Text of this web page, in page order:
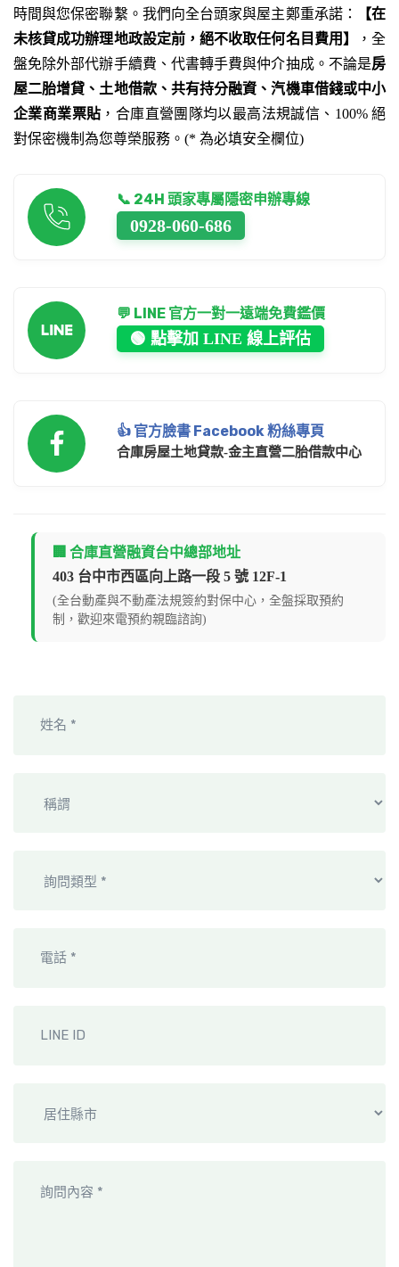
時間與您保密聯繫。我們向全台頭家與屋主鄭重承諾：
【在
未核貸成功辦理地政設定前，絕不收取任何名目費用】
，全
盤免除外部代辦手續費、代書轉手費與仲介抽成。不論是房
屋二胎增貸、土地借款、共有持分融資、汽機車借錢或中小
企業商業票貼 ，合庫直營團隊均以最高法規誠信、100% 絕
對保密機制為您尊榮服務。(* 為必填安全欄位)
📞 24H 頭家專屬隱密申辦專線
0928-060-686
💬 LINE 官方一對一遠端免費鑑價
🟢 點擊加 LINE 線上評估
👍 官方臉書 Facebook 粉絲專頁
合庫房屋土地貸款-金主直營二胎借款中心
🏢 合庫直營融資台中總部地址
403 台中市西區向上路一段 5 號 12F-1
(全台動產與不動產法規簽約對保中心，全盤採取預約
制，歡迎來電預約親臨諮詢)